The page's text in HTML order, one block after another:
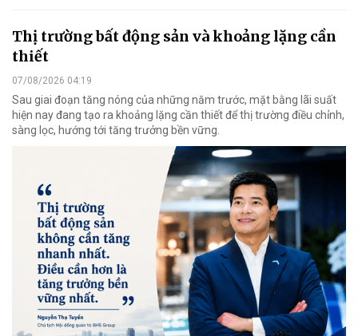
Thị trường bất động sản và khoảng lặng cần
thiết
07/08/2026 04:19
Sau giai đoạn tăng nóng của những năm trước, mặt bằng lãi suất
hiện nay đang tạo ra khoảng lặng cần thiết để thị trường điều chỉnh,
sàng lọc, hướng tới tăng trưởng bền vững.